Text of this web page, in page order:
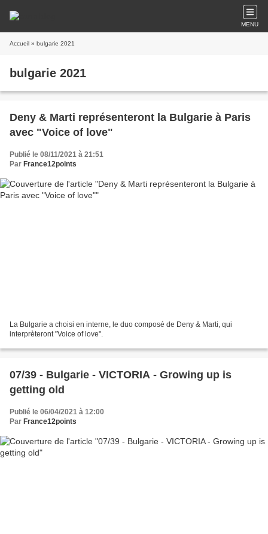
MENU
Accueil » bulgarie 2021
bulgarie 2021
Deny & Marti représenteront la Bulgarie à Paris
avec "Voice of love"
Publié le 08/11/2021 à 21:51
Par France12points
La Bulgarie a choisi en interne, le duo composé de Deny & Marti, qui
interprèteront "Voice of love".
07/39 - Bulgarie - VICTORIA - Growing up is
getting old
Publié le 06/04/2021 à 12:00
Par France12points